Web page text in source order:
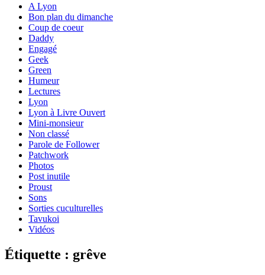
A Lyon
Bon plan du dimanche
Coup de coeur
Daddy
Engagé
Geek
Green
Humeur
Lectures
Lyon
Lyon à Livre Ouvert
Mini-monsieur
Non classé
Parole de Follower
Patchwork
Photos
Post inutile
Proust
Sons
Sorties cuculturelles
Tavukoi
Vidéos
Étiquette : grêve